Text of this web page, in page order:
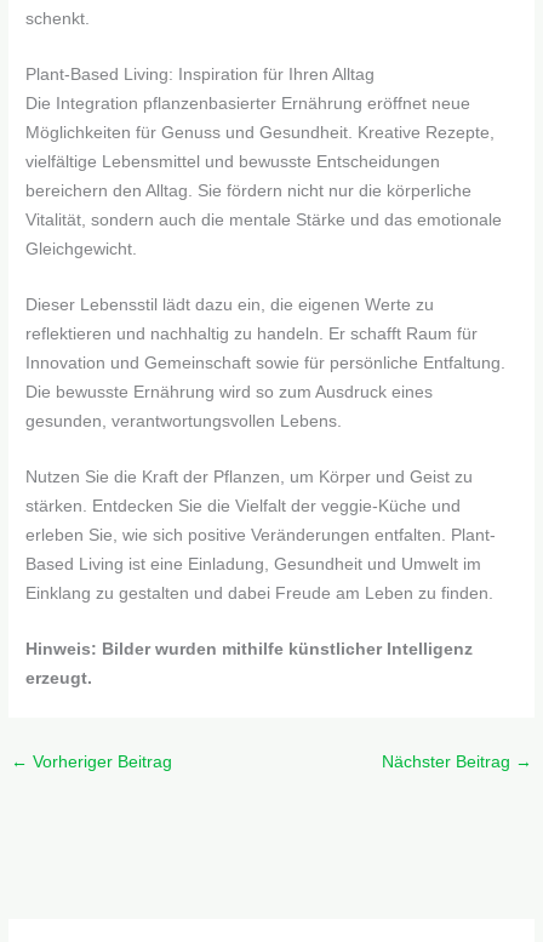
schenkt.
Plant-Based Living: Inspiration für Ihren Alltag
Die Integration pflanzenbasierter Ernährung eröffnet neue
Möglichkeiten für Genuss und Gesundheit. Kreative Rezepte,
vielfältige Lebensmittel und bewusste Entscheidungen
bereichern den Alltag. Sie fördern nicht nur die körperliche
Vitalität, sondern auch die mentale Stärke und das emotionale
Gleichgewicht.
Dieser Lebensstil lädt dazu ein, die eigenen Werte zu
reflektieren und nachhaltig zu handeln. Er schafft Raum für
Innovation und Gemeinschaft sowie für persönliche Entfaltung.
Die bewusste Ernährung wird so zum Ausdruck eines
gesunden, verantwortungsvollen Lebens.
Nutzen Sie die Kraft der Pflanzen, um Körper und Geist zu
stärken. Entdecken Sie die Vielfalt der veggie-Küche und
erleben Sie, wie sich positive Veränderungen entfalten. Plant-
Based Living ist eine Einladung, Gesundheit und Umwelt im
Einklang zu gestalten und dabei Freude am Leben zu finden.
Hinweis: Bilder wurden mithilfe künstlicher Intelligenz
erzeugt.
← Vorheriger Beitrag Nächster Beitrag →